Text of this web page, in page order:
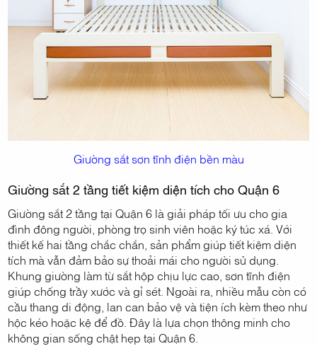
Giường sắt sơn tĩnh điện bền màu
Giường sắt 2 tầng tiết kiệm diện tích cho Quận 6
Giường sắt 2 tầng tại Quận 6 là giải pháp tối ưu cho gia
đình đông người, phòng trọ sinh viên hoặc ký túc xá. Với
thiết kế hai tầng chắc chắn, sản phẩm giúp tiết kiệm diện
tích mà vẫn đảm bảo sự thoải mái cho người sử dụng.
Khung giường làm từ sắt hộp chịu lực cao, sơn tĩnh điện
giúp chống trầy xước và gỉ sét. Ngoài ra, nhiều mẫu còn có
cầu thang di động, lan can bảo vệ và tiện ích kèm theo như
hộc kéo hoặc kệ để đồ. Đây là lựa chọn thông minh cho
không gian sống chật hẹp tại Quận 6.